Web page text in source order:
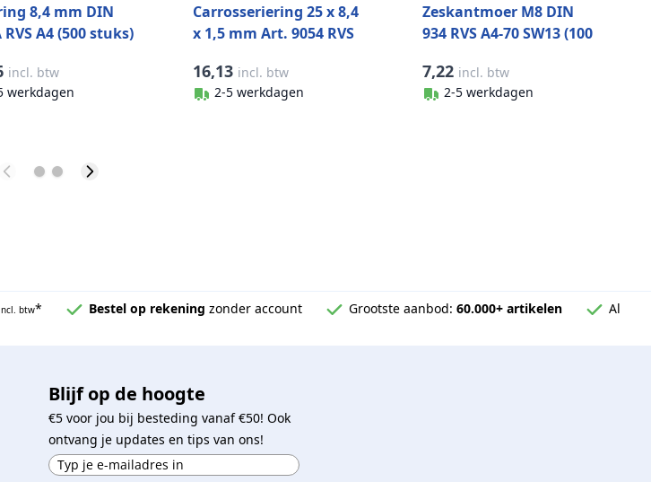
8,4 mm DIN
RVS A4 (500 stuks)
incl. btw
werkdagen
Carrosseriering 25 x 8,4
x 1,5 mm Art. 9054 RVS
16,13 incl. btw
2-5 werkdagen
Zeskantmoer M8 DIN
934 RVS A4-70 SW13 (100
7,22 incl. btw
2-5 werkdagen
btw* Bestel op rekening zonder account Grootste aanbod: 60.000+ artikelen
Al
Blijf op de hoogte
€5 voor jou bij besteding vanaf €50! Ook
ontvang je updates en tips van ons!